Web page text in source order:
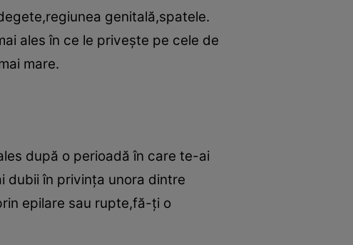
genitală,spatele.
ales în ce le priveşte pe cele de
mare.
după o perioadă în care te-ai
dubii în privinţa unora dintre
epilare sau rupte,fă-ţi o